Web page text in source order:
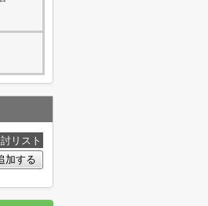
リスト
加する